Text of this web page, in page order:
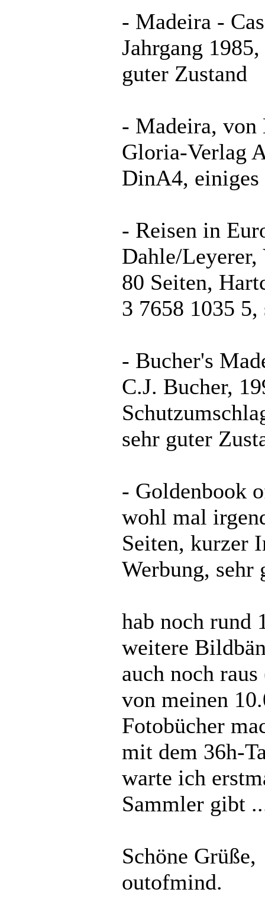
- Madeira -
Jahrgang
guter Zustand
- Madeira, von
Gloria-Verlag
DinA4, einiges
- Reisen in
Dahle/Leyerer,
80 Seiten,
3 7658 1035
- Bucher's
C.J. Bucher,
sehr guter
- Goldenbook
wohl mal
Seiten, kurzer
Werbung, sehr
hab noch rund
weitere
auch noch
von meinen
Fotobücher
mit dem 36h-
warte ich
Sammler gibt
Schöne Grüße,
outofmind.